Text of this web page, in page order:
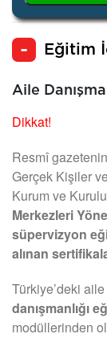
Eğitim
Aile
Dikkat!
Resmî
Gerçek Kişiler
Kurum ve
Merkezleri
süpervizyon
alınan
Türkiye’deki aile
danışmanlığı
modüllerinden